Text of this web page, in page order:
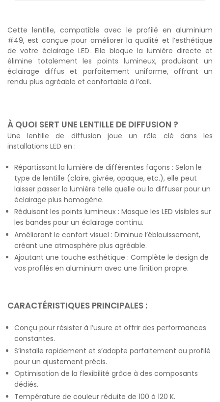
Cette lentille, compatible avec le profilé en aluminium
#49, est conçue pour améliorer la qualité et l’esthétique
de votre éclairage LED. Elle bloque la lumière directe et
élimine totalement les points lumineux, produisant un
éclairage diffus et parfaitement uniforme, offrant un
rendu plus agréable et confortable à l’œil.
À QUOI SERT UNE LENTILLE DE DIFFUSION ?
Une lentille de diffusion joue un rôle clé dans les
installations LED en :
Répartissant la lumière de différentes façons : Selon le
type de lentille (claire, givrée, opaque, etc.), elle peut
laisser passer la lumière telle quelle ou la diffuser pour un
éclairage plus homogène.
Réduisant les points lumineux : Masque les LED visibles sur
les bandes pour un éclairage continu.
Améliorant le confort visuel : Diminue l’éblouissement,
créant une atmosphère plus agréable.
Ajoutant une touche esthétique : Complète le design de
vos profilés en aluminium avec une finition propre.
CARACTÉRISTIQUES PRINCIPALES :
Conçu pour résister à l’usure et offrir des performances
constantes.
S’installe rapidement et s’adapte parfaitement au profilé
pour un ajustement précis.
Optimisation de la flexibilité grâce à des composants
dédiés.
Température de couleur réduite de 100 à 120 K.